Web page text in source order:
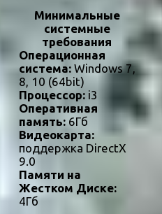
Минимальные
системные
требования
Операционная
система:Windows 7,
8, 10 (64bit)
Процессор:i3
Оперативная
память:6Гб
Видеокарта:
поддержка DirectX
9.0
Памяти на
Жестком Диске:
4Гб